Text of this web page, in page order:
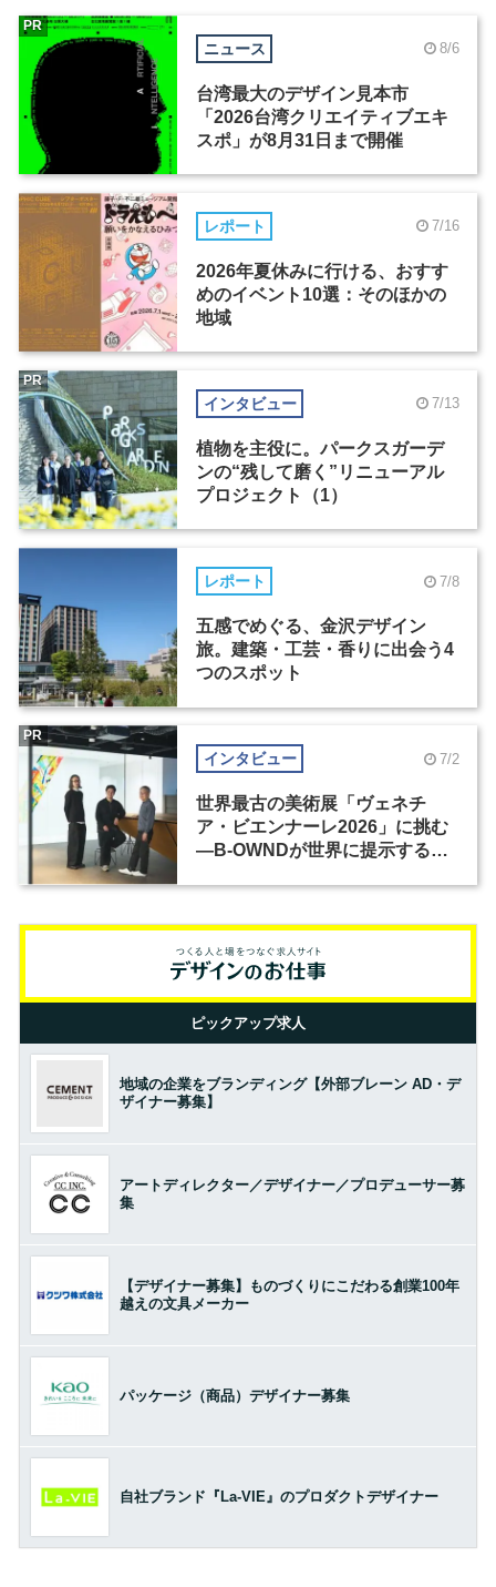
ニュース 8/6
台湾最大のデザイン見本市
「2026台湾クリエイティブエキ
スポ」が8月31日まで開催
PR
レポート 7/16
2026年夏休みに行ける、おすす
めのイベント10選：そのほかの
地域
インタビュー 7/13
植物を主役に。パークスガーデ
ンの“残して磨く”リニューアル
プロジェクト（1）
PR
レポート 7/8
五感でめぐる、金沢デザイン
旅。建築・工芸・香りに出会う4
つのスポット
インタビュー 7/2
世界最古の美術展「ヴェネチ
ア・ビエンナーレ2026」に挑む
―B-OWNDが世界に提示する美
PR
ピックアップ求人
地域の企業をブランディング【外部ブレーン AD・デ
ザイナー募集】
アートディレクター／デザイナー／プロデューサー募
集
【デザイナー募集】ものづくりにこだわる創業100年
越えの文具メーカー
パッケージ（商品）デザイナー募集
自社ブランド『La-VIE』のプロダクトデザイナー